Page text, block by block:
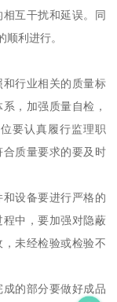
互干扰和延误。同
利进行。
行业相关的质量标
，加强质量自检，
要认真履行监理职
质量要求的要及时
设备要进行严格的
中，要加强对隐蔽
未经检验或检验不
的部分要做好成品